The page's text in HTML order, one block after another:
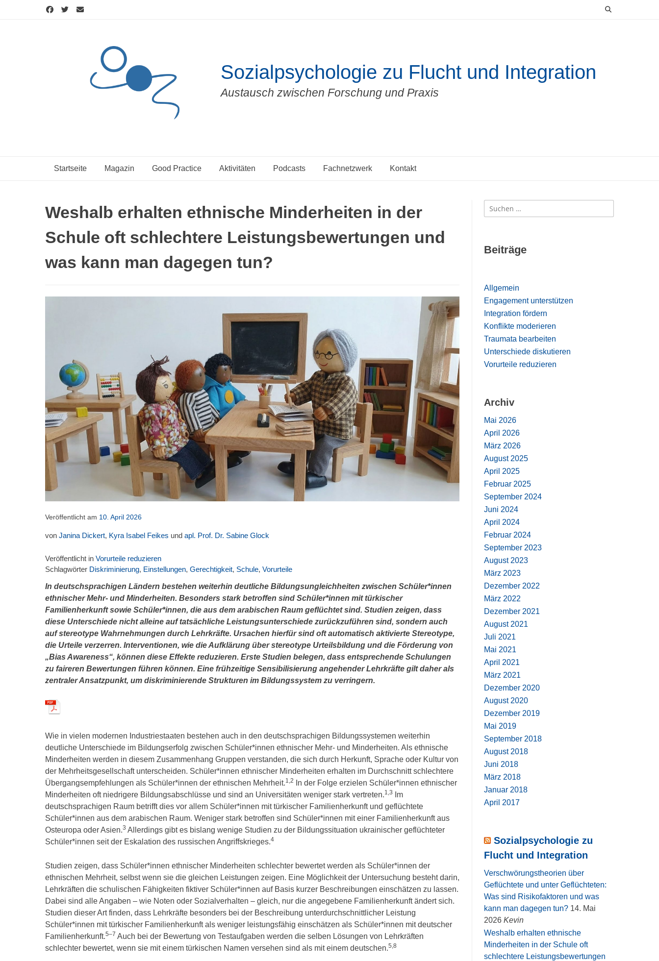
Sozialpsychologie zu Flucht und Integration
Austausch zwischen Forschung und Praxis
Startseite Magazin Good Practice Aktivitäten Podcasts Fachnetzwerk Kontakt
Weshalb erhalten ethnische Minderheiten in der
Schule oft schlechtere Leistungsbewertungen und
was kann man dagegen tun?
Veröffentlicht am 10. April 2026
von Janina Dickert, Kyra Isabel Feikes und apl. Prof. Dr. Sabine Glock
Veröffentlicht in Vorurteile reduzieren
Schlagwörter Diskriminierung, Einstellungen, Gerechtigkeit, Schule, Vorurteile
In deutschsprachigen Ländern bestehen weiterhin deutliche Bildungsungleichheiten zwischen Schüler*innen
ethnischer Mehr- und Minderheiten. Besonders stark betroffen sind Schüler*innen mit türkischer
Familienherkunft sowie Schüler*innen, die aus dem arabischen Raum geflüchtet sind. Studien zeigen, dass
diese Unterschiede nicht alleine auf tatsächliche Leistungsunterschiede zurückzuführen sind, sondern auch
auf stereotype Wahrnehmungen durch Lehrkräfte. Ursachen hierfür sind oft automatisch aktivierte Stereotype,
die Urteile verzerren. Interventionen, wie die Aufklärung über stereotype Urteilsbildung und die Förderung von
„Bias Awareness“, können diese Effekte reduzieren. Erste Studien belegen, dass entsprechende Schulungen
zu faireren Bewertungen führen können. Eine frühzeitige Sensibilisierung angehender Lehrkräfte gilt daher als
zentraler Ansatzpunkt, um diskriminierende Strukturen im Bildungssystem zu verringern.
Wie in vielen modernen Industriestaaten bestehen auch in den deutschsprachigen Bildungssystemen weiterhin
deutliche Unterschiede im Bildungserfolg zwischen Schüler*innen ethnischer Mehr- und Minderheiten. Als ethnische
Minderheiten werden in diesem Zusammenhang Gruppen verstanden, die sich durch Herkunft, Sprache oder Kultur von
der Mehrheitsgesellschaft unterscheiden. Schüler*innen ethnischer Minderheiten erhalten im Durchschnitt schlechtere
Übergangsempfehlungen als Schüler*innen der ethnischen Mehrheit.1,2
In der Folge erzielen Schüler*innen ethnischer
Minderheiten oft niedrigere Bildungsabschlüsse und sind an Universitäten weniger stark vertreten.1,3
Im
deutschsprachigen Raum betrifft dies vor allem Schüler*innen mit türkischer Familienherkunft und geflüchtete
Schüler*innen aus dem arabischen Raum. Weniger stark betroffen sind Schüler*innen mit einer Familienherkunft aus
Osteuropa oder Asien.3 Allerdings gibt es bislang wenige Studien zu der Bildungssituation ukrainischer geflüchteter
Schüler*innen seit der Eskalation des russischen Angriffskrieges.4
Studien zeigen, dass Schüler*innen ethnischer Minderheiten schlechter bewertet werden als Schüler*innen der
ethnischen Mehrheit, selbst wenn sie die gleichen Leistungen zeigen. Eine Möglichkeit der Untersuchung besteht darin,
Lehrkräften die schulischen Fähigkeiten fiktiver Schüler*innen auf Basis kurzer Beschreibungen einschätzen zu lassen.
Dabei sind alle Angaben – wie Noten oder Sozialverhalten – gleich, nur die angegebene Familienherkunft ändert sich.
Studien dieser Art finden, dass Lehrkräfte besonders bei der Beschreibung unterdurchschnittlicher Leistung
Schüler*innen mit türkischer Familienherkunft als weniger leistungsfähig einschätzen als Schüler*innen mit deutscher
Familienherkunft.5–7 Auch bei der Bewertung von Testaufgaben werden die selben Lösungen von Lehrkräften
schlechter bewertet, wenn sie mit einem türkischen Namen versehen sind als mit einem deutschen.5,8
Suchen
nach:
Beiträge
Allgemein
Engagement unterstützen
Integration fördern
Konflikte moderieren
Traumata bearbeiten
Unterschiede diskutieren
Vorurteile reduzieren
Archiv
Mai 2026
April 2026
März 2026
August 2025
April 2025
Februar 2025
September 2024
Juni 2024
April 2024
Februar 2024
September 2023
August 2023
März 2023
Dezember 2022
März 2022
Dezember 2021
August 2021
Juli 2021
Mai 2021
April 2021
März 2021
Dezember 2020
August 2020
Dezember 2019
Mai 2019
September 2018
August 2018
Juni 2018
März 2018
Januar 2018
April 2017
Sozialpsychologie zu
Flucht und Integration
Verschwörungstheorien über
Geflüchtete und unter Geflüchteten:
Was sind Risikofaktoren und was
kann man dagegen tun? 14. Mai
2026 Kevin
Weshalb erhalten ethnische
Minderheiten in der Schule oft
schlechtere Leistungsbewertungen